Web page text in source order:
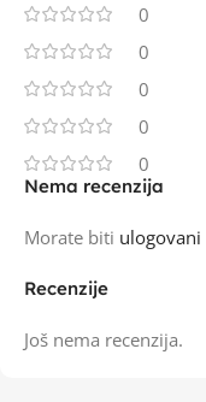
0
0
0
0
0
Recenzije
Još nema recenzija.
Nema recenzija
Morate biti ulogovani